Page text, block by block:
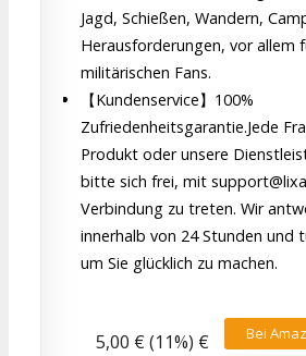
Jagd, Schießen, Wandern,
Herausforderungen, vor allem
militärischen Fans.
【Kundenservice】100%
Zufriedenheitsgarantie.Jede
Produkt oder unsere
bitte sich frei, mit
Verbindung zu treten. Wir
innerhalb von 24 Stunden und
um Sie glücklich zu machen.
Bei
5,00 € (11%) €